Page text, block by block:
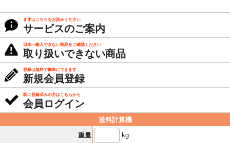
まずはこちらをお読みください
サービスのご案内
日本へ輸入できない商品をご確認ください
取り扱いできない商品
登録は無料で簡単にできます
新規会員登録
既に登録済みの方はこちらから
会員ログイン
送料計算機
重量
kg